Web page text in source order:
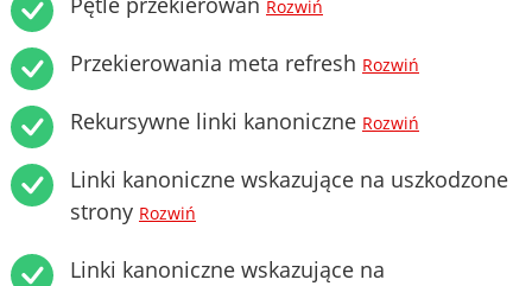
Rozwiń
Przekierowania meta refresh Rozwiń
Rekursywne linki kanoniczne Rozwiń
Linki kanoniczne wskazujące na uszkodzone
strony Rozwiń
Linki kanoniczne wskazujące na